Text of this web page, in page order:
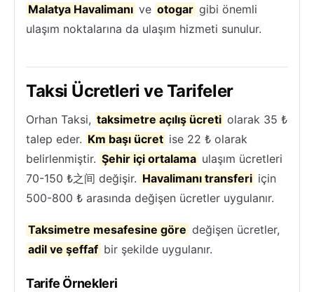
Malatya Havalimanı ve otogar gibi önemli
ulaşım noktalarına da ulaşım hizmeti sunulur.
Taksi Ücretleri ve Tarifeler
Orhan Taksi, taksimetre açılış ücreti olarak 35 ₺
talep eder. Km başı ücret ise 22 ₺ olarak
belirlenmiştir. Şehir içi ortalama ulaşım ücretleri
70-150 ₺之间 değişir. Havalimanı transferi için
500-800 ₺ arasında değişen ücretler uygulanır.
Taksimetre mesafesine göre değişen ücretler,
adil ve şeffaf bir şekilde uygulanır.
Tarife Örnekleri